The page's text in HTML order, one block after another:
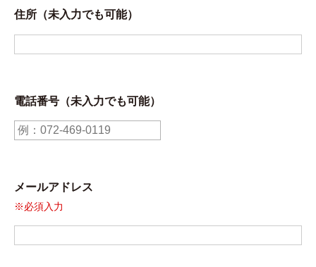
住所（未入力でも可能）
電話番号（未入力でも可能）
メールアドレス
※必須入力